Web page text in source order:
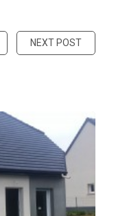
NEXT POST